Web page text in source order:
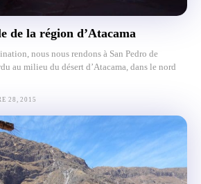
de la région d’Atacama
nous nous rendons à San Pedro de
au milieu du désert d’Atacama, dans le nord
28, 2015